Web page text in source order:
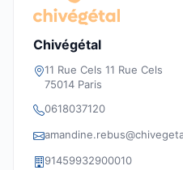
Chivégétal
11 Rue Cels 11 Rue Cels
75014 Paris
0618037120
91459932900010